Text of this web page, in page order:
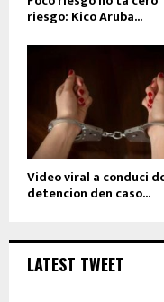
riesgo: Kico Aruba...
Video viral a conduci
detencion den caso...
LATEST TWEET